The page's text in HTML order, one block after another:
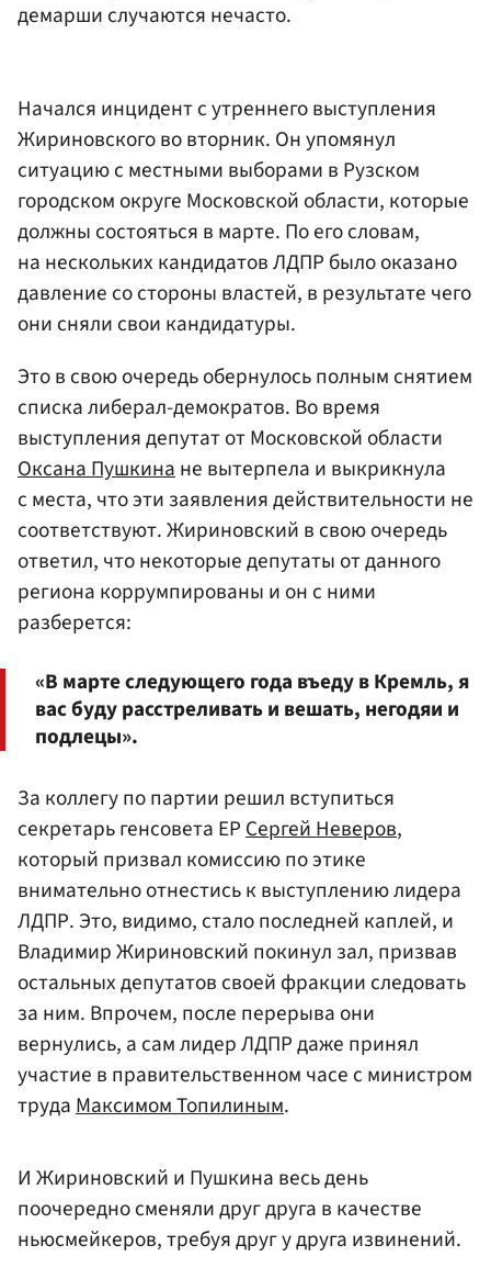
демарши случаются нечасто.
Начался инцидент с утреннего выступления
Жириновского во вторник. Он упомянул
ситуацию с местными выборами в Рузском
городском округе Московской области, которые
должны состояться в марте. По его словам,
на нескольких кандидатов ЛДПР было оказано
давление со стороны властей, в результате чего
они сняли свои кандидатуры.
Это в свою очередь обернулось полным снятием
списка либерал-демократов. Во время
выступления депутат от Московской области
Оксана Пушкина не вытерпела и выкрикнула
с места, что эти заявления действительности не
соответствуют. Жириновский в свою очередь
ответил, что некоторые депутаты от данного
региона коррумпированы и он с ними
разберется:
«В марте следующего года въеду в Кремль, я
вас буду расстреливать и вешать, негодяи и
подлецы».
За коллегу по партии решил вступиться
секретарь генсовета ЕРСергей Неверов,
который призвал комиссию по этике
внимательно отнестись к выступлению лидера
ЛДПР. Это, видимо, стало последней каплей, и
Владимир Жириновский покинул зал, призвав
остальных депутатов своей фракции следовать
за ним. Впрочем, после перерыва они
вернулись, а сам лидер ЛДПР даже принял
участие в правительственном часе с министром
трудаМаксимом Топилиным.
И Жириновский и Пушкина весь день
поочередно сменяли друг друга в качестве
ньюсмейкеров, требуя друг у друга извинений.